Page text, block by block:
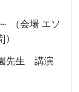
（会場 エソ
先生 講演